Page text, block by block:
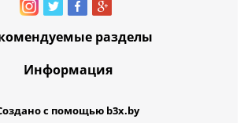
разделы
Информация
с помощью b3x.by